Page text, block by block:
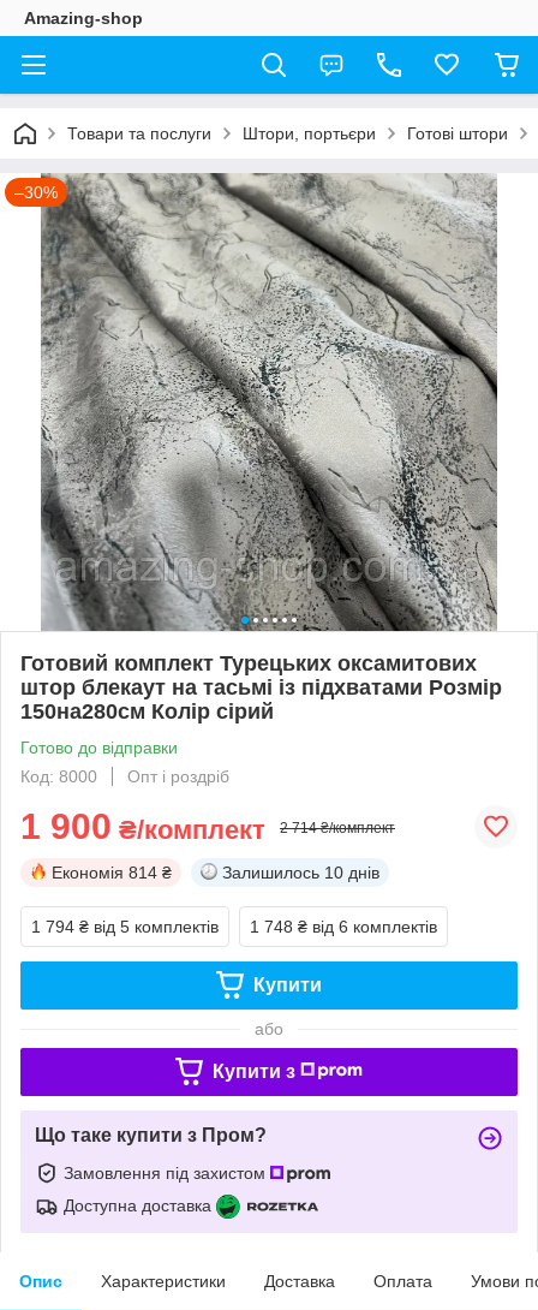
Amazing-shop
Товари та послуги Штори, портьєри Готові штори
–30%
Готовий комплект Турецьких оксамитових
штор блекаут на тасьмі із підхватами Розмір
150на280см Колір сірий
Готово до відправки
Код: 8000
Опт і роздріб
1 900 ₴/комплект 2 714 ₴/комплект
Економія 814 ₴ Залишилось 10 днів
1 794 ₴ від 5 комплектів 1 748 ₴ від 6 комплектів
Купити
або
Купити з
Що таке купити з Пром?
Замовлення під захистом
Доступна доставка
Опис Характеристики Доставка Оплата Умови